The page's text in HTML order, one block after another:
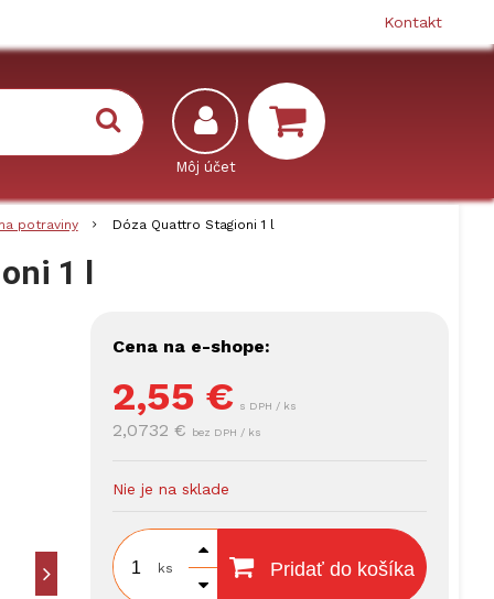
Kontakt
potraviny Dóza Quattro Stagioni 1 l
1 l
Cena na e-shope:
2,55 € s DPH / ks
2,0732 € bez DPH / ks
Nie je na sklade
ks Pridať do košíka